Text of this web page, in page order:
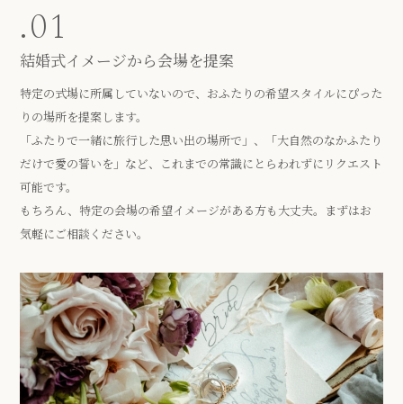
.01
結婚式イメージから会場を提案
特定の式場に所属していないので、おふたりの希望スタイルにぴった
りの場所を提案します。
「ふたりで一緒に旅行した思い出の場所で」、「大自然のなかふたり
だけで愛の誓いを」など、これまでの常識にとらわれずにリクエスト
可能です。
もちろん、特定の会場の希望イメージがある方も大丈夫。まずはお
気軽にご相談ください。